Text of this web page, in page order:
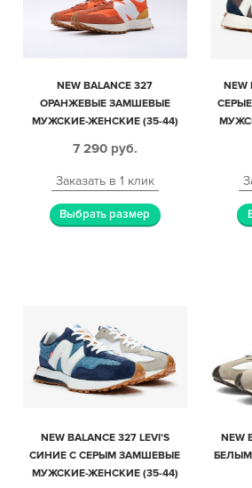
NEW BALANCE 327
ОРАНЖЕВЫЕ ЗАМШЕВЫЕ
МУЖСКИЕ-ЖЕНСКИЕ (35-44)
7 290 руб.
Заказать в 1 клик
Выбрать размер
NEW
NEW BALANCE 327 LEVI’S
СИНИЕ С СЕРЫМ ЗАМШЕВЫЕ
МУЖСКИЕ-ЖЕНСКИЕ (35-44)
NEW